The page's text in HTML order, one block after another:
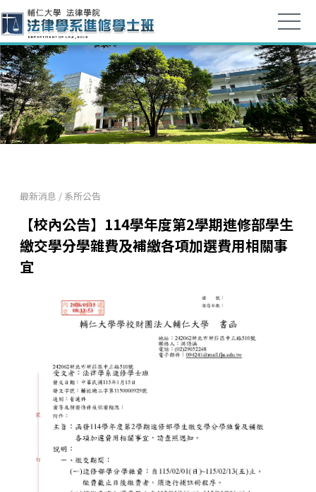
最新消息 / 系所公告
【校內公告】114學年度第2學期進修部學生
繳交學分學雜費及補繳各項加選費用相關事
宜